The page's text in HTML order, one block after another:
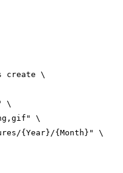
create \
\
"
\
{Year}/{Month} "
\